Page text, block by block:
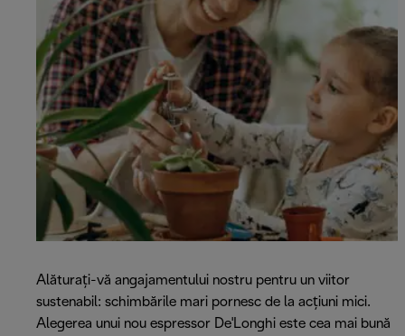
Alăturați-vă angajamentului nostru pentru un viitor
sustenabil: schimbările mari pornesc de la acțiuni mici.
Alegerea unui nou espressor De'Longhi este cea mai bună